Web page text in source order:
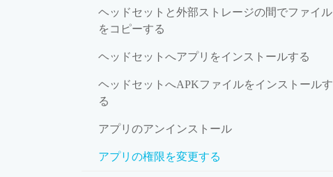
ヘッドセットと外部ストレージの間でファイル
をコピーする
ヘッドセットへアプリをインストールする
ヘッドセットへAPKファイルをインストールす
る
アプリのアンインストール
アプリの権限を変更する